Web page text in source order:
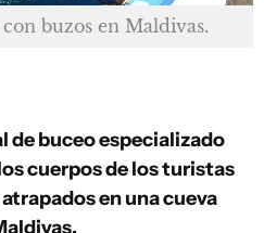
buzos en Maldivas.
de buceo especializado
cuerpos de los turistas
en una cueva